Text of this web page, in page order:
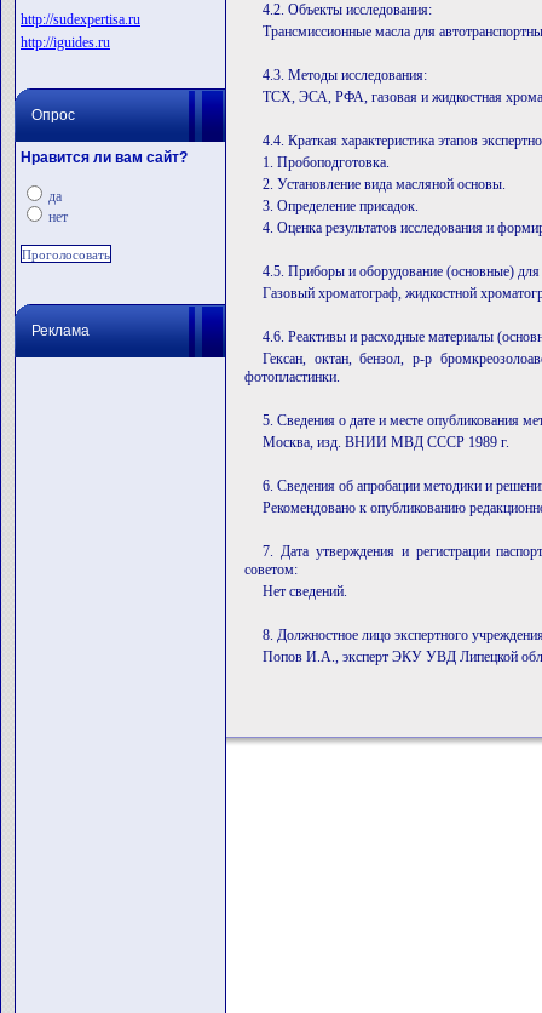
http://sudexpertisa.ru
http://iguides.ru
Опрос
Нравится ли вам сайт?
да
нет
Реклама
4.2. Объекты исследования:
Трансмиссионные масла для
4.3. Методы исследования:
ТСХ, ЭСА, РФА, газовая и жидкостная
4.4. Краткая характеристика этапов
1. Пробоподготовка.
2. Установление вида масляной основы.
3. Определение присадок.
4. Оценка результатов исследования и
4.5. Приборы и оборудование (основные) для
Газовый хроматограф, жидкостной
4.6. Реактивы и расходные материалы
Гексан, октан, бензол, р-р
фотопластинки.
5. Сведения о дате и месте опубликования
Москва, изд. ВНИИ МВД СССР 1989 г.
6. Сведения об апробации методики и
Рекомендовано к опубликованию
7. Дата утверждения и регистрации
советом:
Нет сведений.
8. Должностное лицо экспертного
Попов И.А., эксперт ЭКУ УВД Липецкой